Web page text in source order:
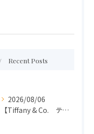
Recent Posts
2026/08/06
【Tiffany & Co. ティファニー】買取 大吉盛岡店 アクセサリー買取しました！！